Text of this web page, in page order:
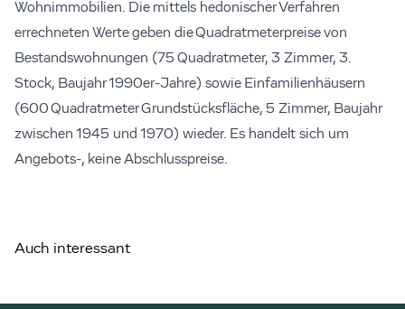
Wohnimmobilien. Die mittels hedonischer Verfahren
errechneten Werte geben die Quadratmeterpreise von
Bestandswohnungen (75 Quadratmeter, 3 Zimmer, 3.
Stock, Baujahr 1990er-Jahre) sowie Einfamilienhäusern
(600 Quadratmeter Grundstücksfläche, 5 Zimmer, Baujahr
zwischen 1945 und 1970) wieder. Es handelt sich um
Angebots-, keine Abschlusspreise.
Auch interessant